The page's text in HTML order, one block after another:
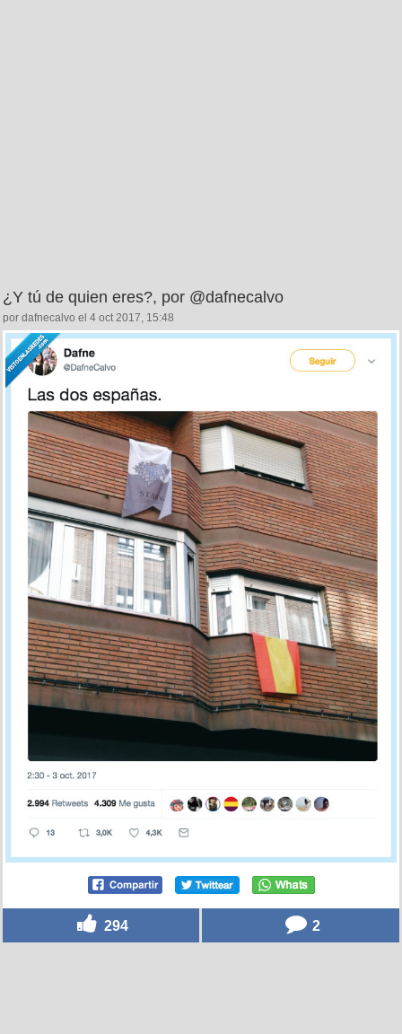
¿Y tú de quien eres?, por @dafnecalvo
por dafnecalvo el 4 oct 2017, 15:48
294 2